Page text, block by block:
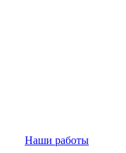
Наши работы